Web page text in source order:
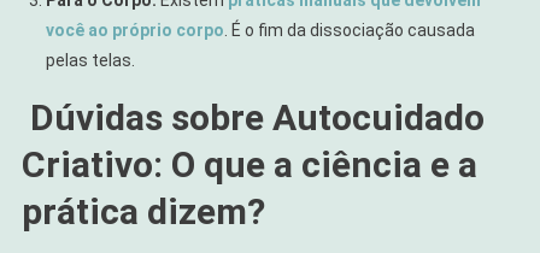
você ao próprio corpo. É o fim da dissociação causada
pelas telas.
Dúvidas sobre Autocuidado
Criativo: O que a ciência e a
prática dizem?